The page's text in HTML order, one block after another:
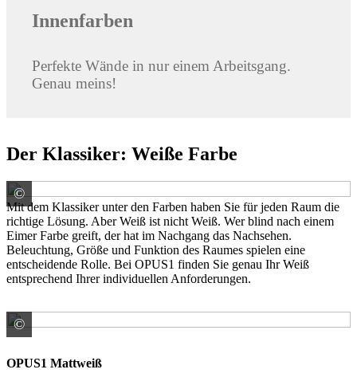
Innenfarben
Perfekte Wände in nur einem Arbeitsgang.
Genau meins!
Der Klassiker: Weiße Farbe
©
© Witri / stock.adobe.com
Mit dem Klassiker unter den Farben haben Sie für jeden Raum die
richtige Lösung. Aber Weiß ist nicht Weiß. Wer blind nach einem
Eimer Farbe greift, der hat im Nachgang das Nachsehen.
Beleuchtung, Größe und Funktion des Raumes spielen eine
entscheidende Rolle. Bei OPUS1 finden Sie genau Ihr Weiß
entsprechend Ihrer individuellen Anforderungen.
© Rühl Farben GmbH Handelnd im Namen und für RG der
OPUS1 Mattweiß